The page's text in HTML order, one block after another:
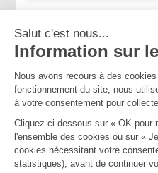
<< < ...
Mentions légalesPolitique de
Plan